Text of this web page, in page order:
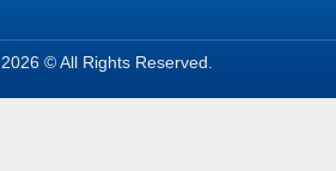
2026 © All Rights Reserved.